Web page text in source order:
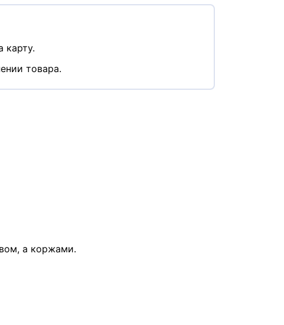
карту.
товара.
а коржами.